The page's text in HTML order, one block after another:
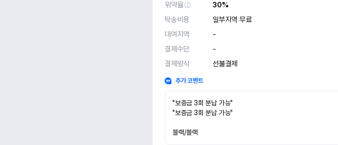
위약율
30%
탁송비용
일부지역 무료
대여지역
-
결제수단
-
결제방식
선불결제
추가 코멘트
"보증금 3회 분납 가능"
"보증금 3회 분납 가능"
블랙/블랙